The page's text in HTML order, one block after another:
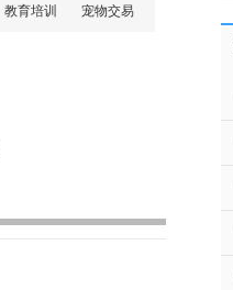
教育培训 宠物交易